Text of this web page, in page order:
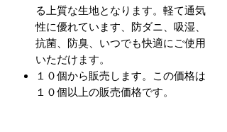
る上質な生地となります。軽て通気
性に優れています、防ダニ、吸湿、
抗菌、防臭、いつでも快適にご使用
いただけます。
１０個から販売します。この価格は
１０個以上の販売価格です。